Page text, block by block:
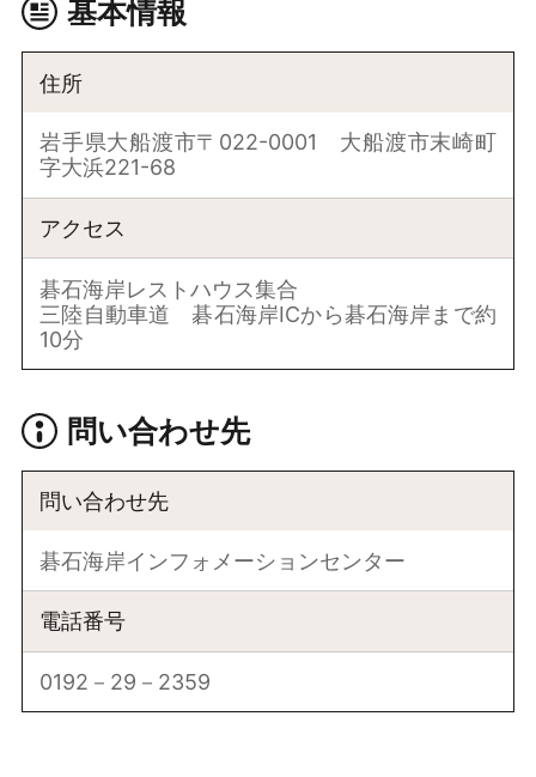
基本情報
住所
岩手県大船渡市〒022-0001 大船渡市末崎町
字大浜221-68
アクセス
碁石海岸レストハウス集合
三陸自動車道 碁石海岸ICから碁石海岸まで約
10分
問い合わせ先
問い合わせ先
碁石海岸インフォメーションセンター
電話番号
0192－29－2359